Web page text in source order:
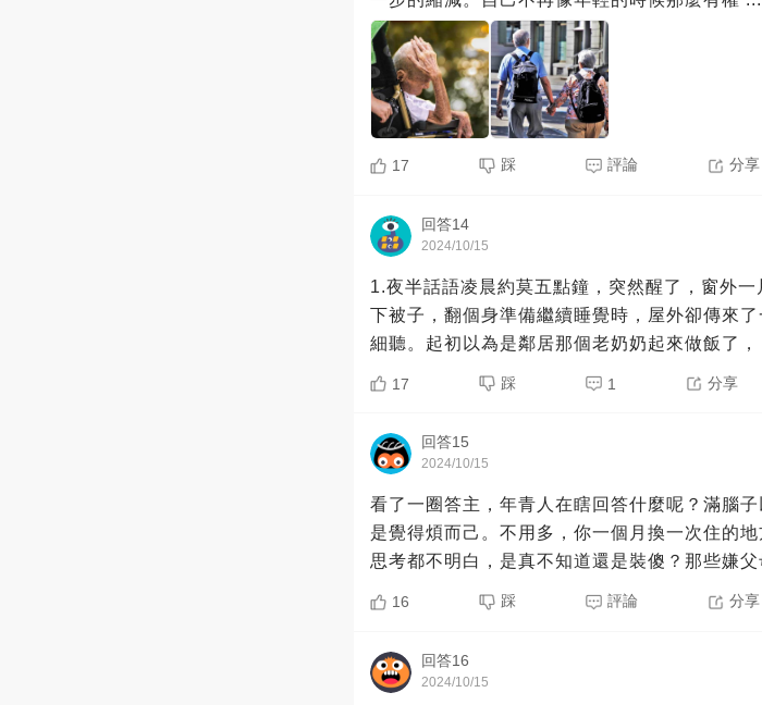
17 踩 評論 分享
回答14
2024/10/15
1.夜半話語凌晨約莫五點鐘，突然醒了，窗外
下被子，翻個身準備繼續睡覺時，屋外卻傳來
細聽。起初以為是鄰居那個老奶奶起來做飯了，
17 踩 1 分享
回答15
2024/10/15
看了一圈答主，年青人在瞎回答什麼呢？滿腦
是覺得煩而己。不用多，你一個月換一次住的
思考都不明白，是真不知道還是裝傻？那些嫌父
16 踩 評論 分享
回答16
2024/10/15